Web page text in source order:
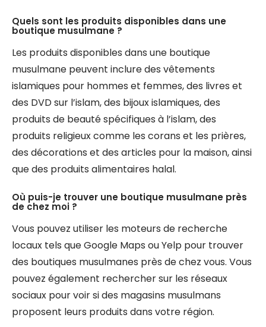
Quels sont les produits disponibles dans une
boutique musulmane ?
Les produits disponibles dans une boutique
musulmane peuvent inclure des vêtements
islamiques pour hommes et femmes, des livres et
des DVD sur l’islam, des bijoux islamiques, des
produits de beauté spécifiques à l’islam, des
produits religieux comme les corans et les prières,
des décorations et des articles pour la maison, ainsi
que des produits alimentaires halal.
Où puis-je trouver une boutique musulmane près
de chez moi ?
Vous pouvez utiliser les moteurs de recherche
locaux tels que Google Maps ou Yelp pour trouver
des boutiques musulmanes près de chez vous. Vous
pouvez également rechercher sur les réseaux
sociaux pour voir si des magasins musulmans
proposent leurs produits dans votre région.